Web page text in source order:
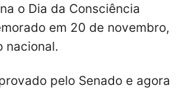
o Dia da Consciência
em 20 de novembro,
nacional.
pelo Senado e agora